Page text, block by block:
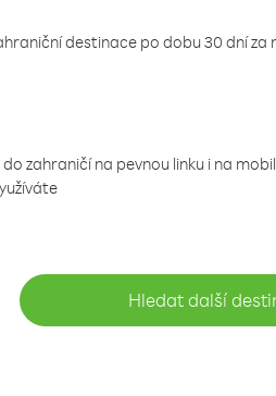
destinace po dobu 30 dní za
zahraničí na pevnou linku i na
Hledat další